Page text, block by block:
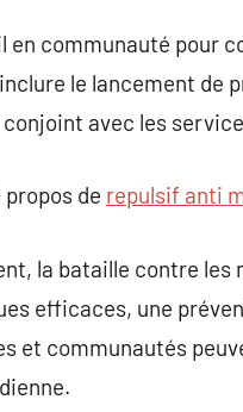
en communauté pour
le lancement de
avec les
propos de repulsif anti
la bataille contre
efficaces, une
et communautés